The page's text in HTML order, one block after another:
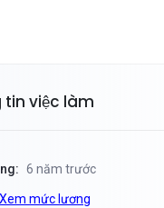
tin việc làm
6 năm trước
Xem mức lương